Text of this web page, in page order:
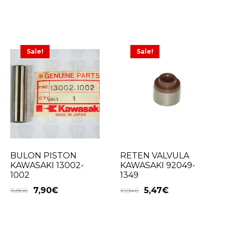
Sale!
BULON PISTON
KAWASAKI 13002-
1002
15,80€ 7,90€
Sale!
RETEN VALVULA
KAWASAKI 92049-
1349
10,94€ 5,47€